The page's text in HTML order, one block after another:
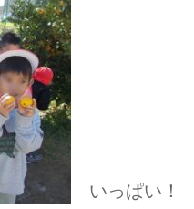
いっぱい！